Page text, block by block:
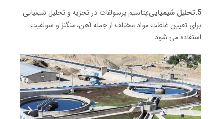
5.تحلیل شیمیایی:
پتاسیم پرسولفات در تجزیه و تحلیل شیمیایی
برای تعیین غلظت مواد مختلف از جمله آهن، منگنز و سولفیت
استفاده می شود.